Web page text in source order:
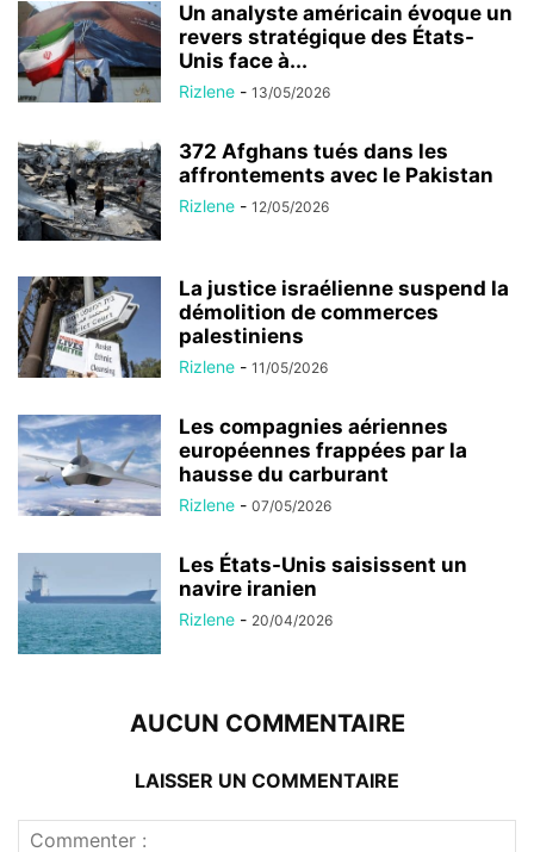
Un analyste américain évoque un
revers stratégique des États-
Unis face à...
Rizlene - 13/05/2026
372 Afghans tués dans les
affrontements avec le Pakistan
Rizlene - 12/05/2026
La justice israélienne suspend la
démolition de commerces
palestiniens
Rizlene - 11/05/2026
Les compagnies aériennes
européennes frappées par la
hausse du carburant
Rizlene - 07/05/2026
Les États-Unis saisissent un
navire iranien
Rizlene - 20/04/2026
AUCUN COMMENTAIRE
LAISSER UN COMMENTAIRE